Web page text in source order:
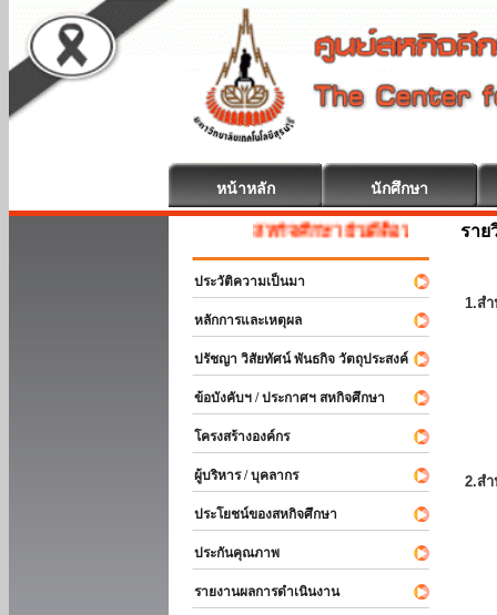
หน้าหลัก นักศึกษา
สหกิจศึกษา ยินดีต้อนรับ
ประวัติความเป็นมา
หลักการและเหตุผล
ปรัชญา วิสัยทัศน์ พันธกิจ วัตถุประสงค์
ข้อบังคับฯ / ประกาศฯ สหกิจศึกษา
โครงสร้างองค์กร
ผู้บริหาร / บุคลากร
ประโยชน์ของสหกิจศึกษา
ประกันคุณภาพ
รายงานผลการดำเนินงาน
ราย
1.ส
2.ส